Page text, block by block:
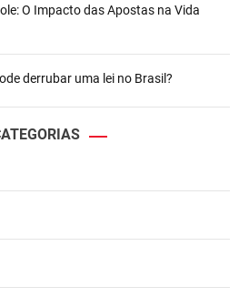
O Impacto das Apostas na Vida
derrubar uma lei no Brasil?